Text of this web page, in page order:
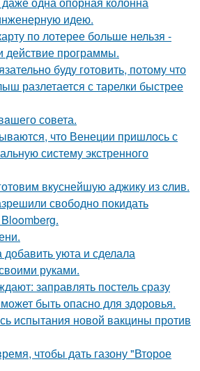
идею.
по лотерее больше нельзя -
программы.
буду готовить, потому что
разлетается с тарелки быстрее
совета.
что Венеции пришлось с
систему экстренного
вкуснейшую аджику из cлив.
свободно покидать
уюта и сделала
руками.
заправлять постель сразу
быть опасно для здоровья.
испытания новой вакцины против
чтобы дать газону "Второе